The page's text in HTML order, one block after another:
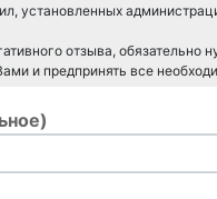
установленных
отзыва,
и предпринять все